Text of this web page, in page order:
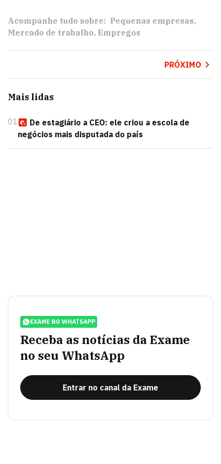
Acompanhe tudo sobre: Pequenas empresas
Mercado de trabalho Empregos
PRÓXIMO
Mais lidas
01
De estagiário a CEO: ele criou a escola de
negócios mais disputada do país
EXAME NO WHATSAPP
Receba as notícias da Exame
no seu WhatsApp
Entrar no canal da Exame